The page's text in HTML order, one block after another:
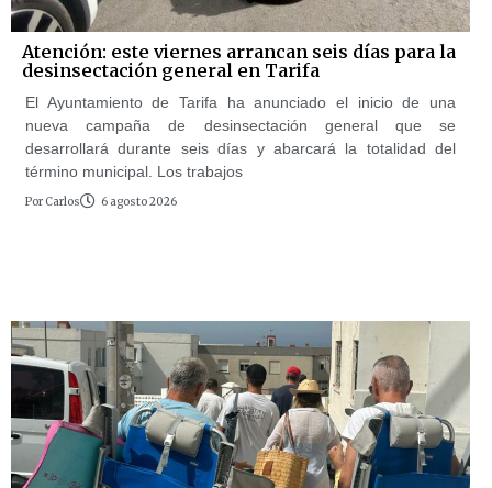
Atención: este viernes arrancan seis días para la
desinsectación general en Tarifa
El Ayuntamiento de Tarifa ha anunciado el inicio de una
nueva campaña de desinsectación general que se
desarrollará durante seis días y abarcará la totalidad del
término municipal. Los trabajos
Por Carlos 6 agosto 2026